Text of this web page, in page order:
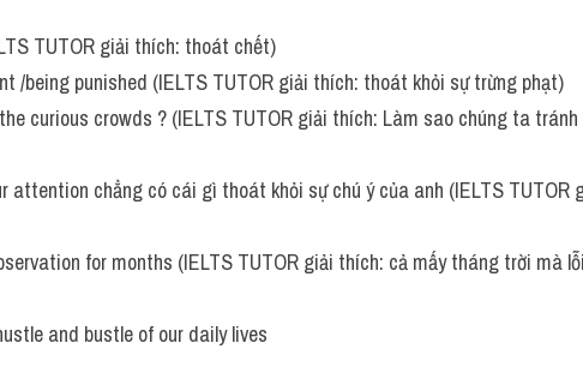
TUTOR giải thích: thoát chết)
/being punished (IELTS TUTOR giải thích: thoát khỏi sự trừng phạt)
curious crowds ? (IELTS TUTOR giải thích: Làm sao chúng ta
attention chẳng có cái gì thoát khỏi sự chú ý của anh (IELTS TUTOR
for months (IELTS TUTOR giải thích: cả mấy tháng trời mà
and bustle of our daily lives